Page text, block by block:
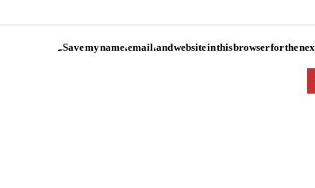
Save my name, email, and website in this browser for the